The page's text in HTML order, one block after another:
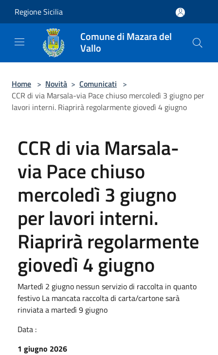
Regione Sicilia
Comune di Mazara del
Vallo
Home > Novità > Comunicati >
CCR di via Marsala-via Pace chiuso mercoledì 3 giugno per
lavori interni. Riaprirà regolarmente giovedì 4 giugno
CCR di via Marsala-
via Pace chiuso
mercoledì 3 giugno
per lavori interni.
Riaprirà regolarmente
giovedì 4 giugno
Martedì 2 giugno nessun servizio di raccolta in quanto
festivo La mancata raccolta di carta/cartone sarà
rinviata a martedì 9 giugno
Data :
1 giugno 2026